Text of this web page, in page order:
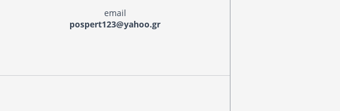
email
pospert123@yahoo.gr